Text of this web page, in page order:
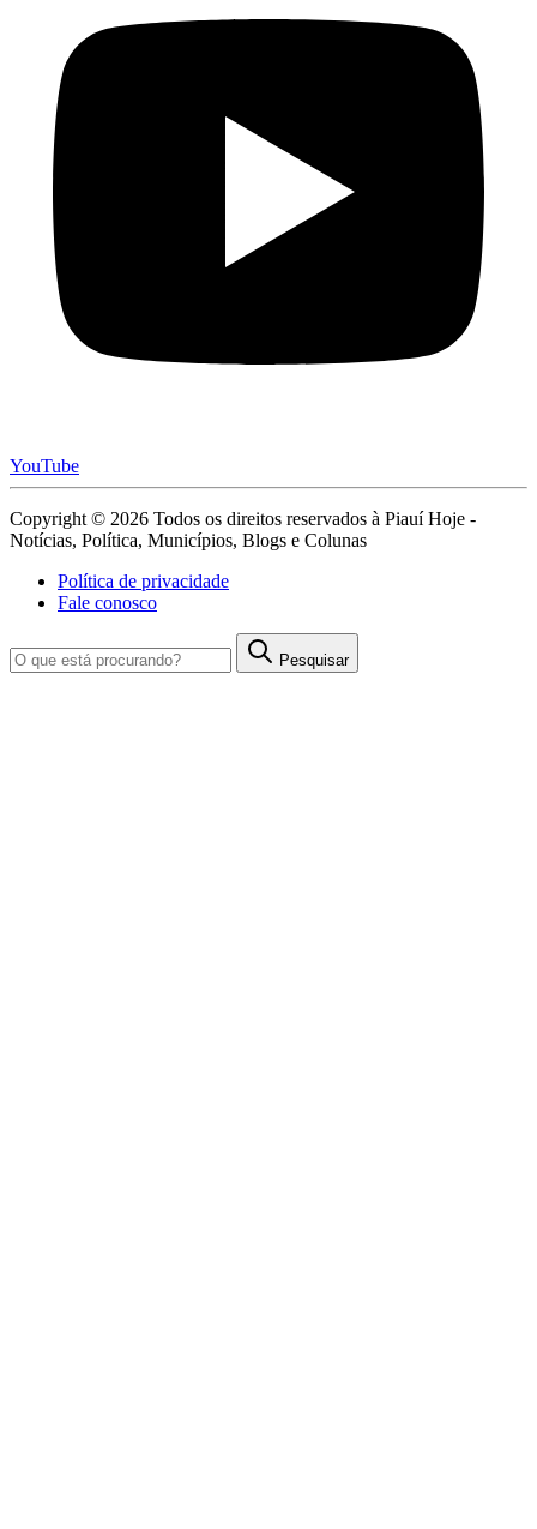
YouTube
Copyright © 2026 Todos os direitos reservados à Piauí Hoje -
Notícias, Política, Municípios, Blogs e Colunas
Política de privacidade
Fale conosco
Pesquisar